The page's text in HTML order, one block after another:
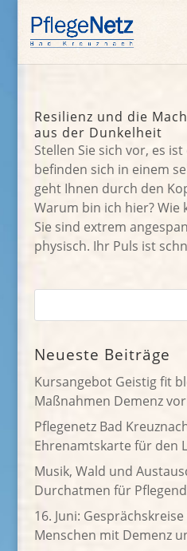
Resilienz und die
aus der Dunkelheit
Stellen Sie sich vor, es ist
befinden sich in einem
geht Ihnen durch den
Warum bin ich hier? Wie
Sie sind extrem
physisch. Ihr Puls ist
Neueste Beiträge
Kursangebot Geistig fit
Maßnahmen Demenz
Pflegenetz Bad
Ehrenamtskarte für den
Musik, Wald und
Durchatmen für
16. Juni:
Menschen mit Demenz